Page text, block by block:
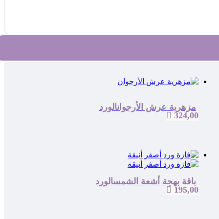
مزهرية عرش الأرجوانالورد
 324,00
باقة بهجة أشعة الشمسالورد
 195,00